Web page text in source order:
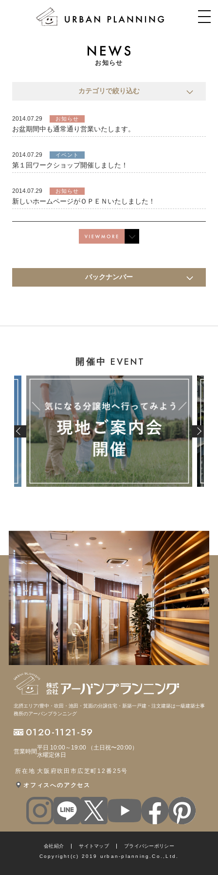
お知らせ
カテゴリで絞り込む
2014.07.29 お知らせ
お盆期間中も通常通り営業いたします。
2014.07.29 イベント
第１回ワークショップ開催しました！
2014.07.29 お知らせ
新しいホームページがＯＰＥＮいたしました！
バックナンバー
開催中 EVENT
北摂エリア/豊中・吹田・池田・箕面の分譲住宅・新築一戸建・注文建築は一級建築士事
務所のアーバンプランニング
0120-1121-59
営業時間
平日 10:00～19:00 （土日祝〜20:00）
水曜定休日
所在地 大阪府吹田市広芝町12番25号
オフィスへのアクセス
会社紹介 サイトマップ
プライバシーポリシー
Copyright(c) 2019 urban-planning.Co.,Ltd.